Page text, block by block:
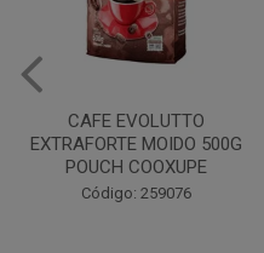
CAFE EVOLUTTO
MOIDO 500G
POUCH COOXUPE
Código: 259076